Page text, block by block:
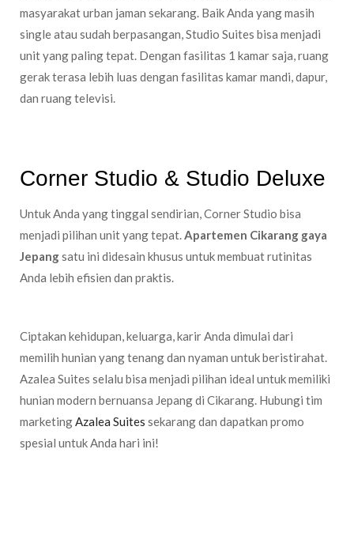
masyarakat urban jaman sekarang. Baik Anda yang masih
single atau sudah berpasangan, Studio Suites bisa menjadi
unit yang paling tepat. Dengan fasilitas 1 kamar saja, ruang
gerak terasa lebih luas dengan fasilitas kamar mandi, dapur,
dan ruang televisi.
Corner Studio & Studio Deluxe
Untuk Anda yang tinggal sendirian, Corner Studio bisa
menjadi pilihan unit yang tepat.Apartemen Cikarang gaya
Jepangsatu ini didesain khusus untuk membuat rutinitas
Anda lebih efisien dan praktis.
Ciptakan kehidupan, keluarga, karir Anda dimulai dari
memilih hunian yang tenang dan nyaman untuk beristirahat.
Azalea Suites selalu bisa menjadi pilihan ideal untuk memiliki
hunian modern bernuansa Jepang di Cikarang. Hubungi tim
marketingAzalea Suites sekarang dan dapatkan promo
spesial untuk Anda hari ini!